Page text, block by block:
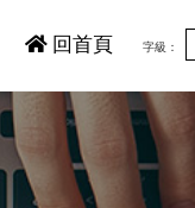
回首頁 字級：